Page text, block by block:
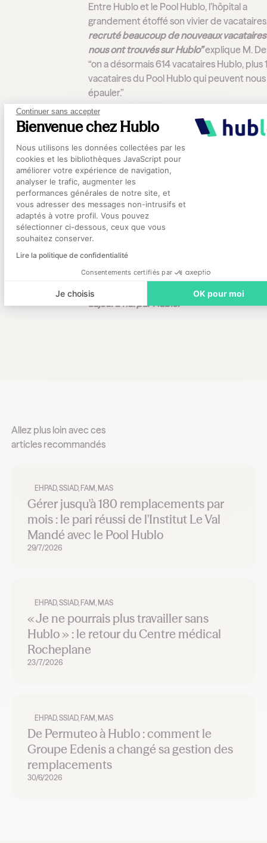
Continuer sans accepter
Bienvenue chez Hublo
Plateforme de Gestion du
Nous utilisons les données collectées par les
cookies et les bibliothèques JavaScript pour
améliorer votre expérience de navigation,
analyser le trafic, augmenter les
performances générales de notre site, et
vous adresser des messages non-intrusifs et
adaptés à votre profil. Vous pouvez
sélectionner ci-dessous, ceux que vous
souhaitez conserver.
Lire la politique de confidentialité
Consentements certifiés par
Je choisis OK pour moi
Axeptio consent
Entre Hublo et le Pool Hublo, l’hôpital a
grandement étoffé son vivier de
recruté beaucoup de nouveaux
nous ont trouvés sur Hublo”explique M.
“on a désormais 614 vacataires Hublo, plus
vacataires du Pool Hublo qui peuvent nous
épauler.”
Pour M. Derache, le Pool Hublo constitue
fenêtre d’opportunité pour recruter de
nouveaux professionnels :
d’étendre la diffusion de nos missions à des
soignants hors de notre vivier, le Pool
aide à faire connaître notre établissement.
c’est que ces personnes reviennent
régulièrement chez nous, voire prennent
poste fixe.”
Entre Hublo et le Pool Hublo, l’hôpital est
désormais largement moins dépendant de
l’intérim :
“99% de nos remplacements
aujourd’hui par Hublo.”
Allez plus loin avec ces
articles recommandés
EHPAD, SSIAD, FAM, MAS
Gérer jusqu'à 180 remplacements par
mois : le pari réussi de l'Institut Le Val
Mandé avec le Pool Hublo
29/7/2026
EHPAD, SSIAD, FAM, MAS
« Je ne pourrais plus travailler sans
Hublo » : le retour du Centre médical
Rocheplane
23/7/2026
EHPAD, SSIAD, FAM, MAS
De Permuteo à Hublo : comment le
Groupe Edenis a changé sa gestion des
remplacements
30/6/2026